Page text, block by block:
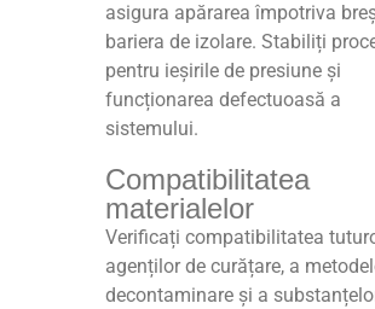
asigura apărarea împotriva
bariera de izolare. Stabiliți
pentru ieșirile de presiune și
funcționarea defectuoasă a
sistemului.
Compatibilitatea
materialelor
Verificați compatibilitatea
agenților de curățare, a
decontaminare și a